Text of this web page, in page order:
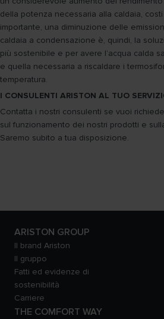
della potenza necessaria alla caldaia,
importante, una diminuzione delle
caldaia a condensazione è, quindi, la
più sostenibile e per avere l’acqua calda
e quella necessaria a riscaldare i
temperatura.
I CONSULENTI ARISTON AL TUO
Contatta i nostri consulenti se vuoi
sul funzionamento dei nostri prodotti e
Saremo subito a tua disposizione.
ARISTON GROUP
Il brand Ariston
Il gruppo
Fatti ed evidenze di
sostenibilità
Carriere
THE COMFORT WAY